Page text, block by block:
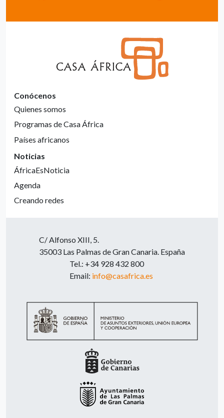
Conócenos
Quienes somos
Programas de Casa África
Países africanos
Noticias
ÁfricaEsNoticia
Agenda
Creando redes
C/ Alfonso XIII, 5.
35003 Las Palmas de Gran Canaria. España
Tel.: +34 928 432 800
Email: info@casafrica.es